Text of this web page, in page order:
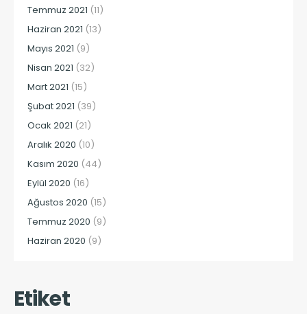
Temmuz 2021 (11)
Haziran 2021 (13)
Mayıs 2021 (9)
Nisan 2021 (32)
Mart 2021 (15)
Şubat 2021 (39)
Ocak 2021 (21)
Aralık 2020 (10)
Kasım 2020 (44)
Eylül 2020 (16)
Ağustos 2020 (15)
Temmuz 2020 (9)
Haziran 2020 (9)
Etiket